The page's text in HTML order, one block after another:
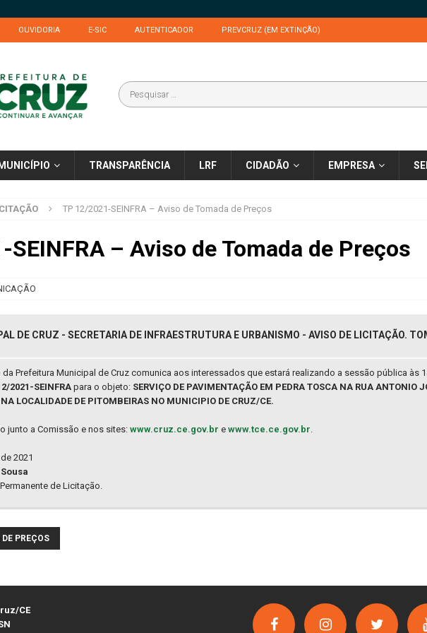
OUVIDORIA E-SIC AUTENTICADOR PREVCRUZ (EM EXTINÇÃO)
TRANSPARÊNCIA LRF CIDADÃO EMPRESA
TP 12/2021-SEINFRA – Aviso de Tomada de Preços
SEINFRA – Aviso de Tomada de Preços
DE CRUZ - SECRETARIA DE INFRAESTRUTURA E URBANISMO - AVISO DE LICITAÇÃO.
Prefeitura Municipal de Cruz comunica aos interessados que estará realizando a sessão pública às
2021-SEINFRApara o objeto: SERVIÇO DE PAVIMENTAÇÃO EM PEDRA TOSCA NA RUA ANTONIO
LOCALIDADE DE PITOMBEIRAS NO MUNICIPIO DE CRUZ/CE.
junto a Comissão e nos sites:www.cruz.ce.gov.br e www.tce.ce.gov.br.
2021
de Licitação.
PREÇOS
CE